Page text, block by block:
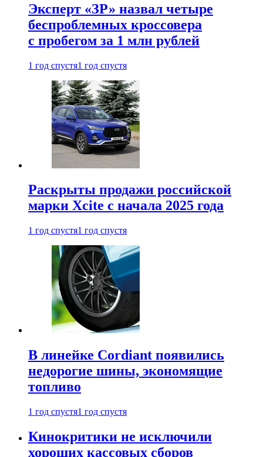
Эксперт «ЗР» назвал четыре
беспроблемных кроссовера
с пробегом за 1 млн рублей
1 год спустя1 год спустя
Раскрыты продажи российской
марки Xcite с начала 2025 года
1 год спустя1 год спустя
В линейке Cordiant появились
недорогие шины, экономящие
топливо
1 год спустя1 год спустя
Кинокритики не исключили
хороших кассовых сборов